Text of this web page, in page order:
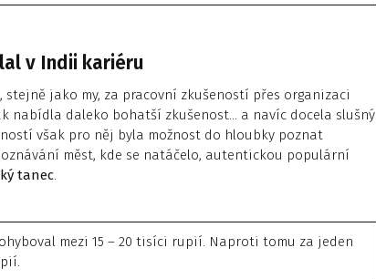
v Indii kariéru
jako my, za pracovní zkušeností přes organizaci
nabídla daleko bohatší zkušenost… a navíc docela slušný
však pro něj byla možnost do hloubky poznat
měst, kde se natáčelo, autentickou populární
tanec.
mezi 15 – 20 tisíci rupií. Naproti tomu za jeden